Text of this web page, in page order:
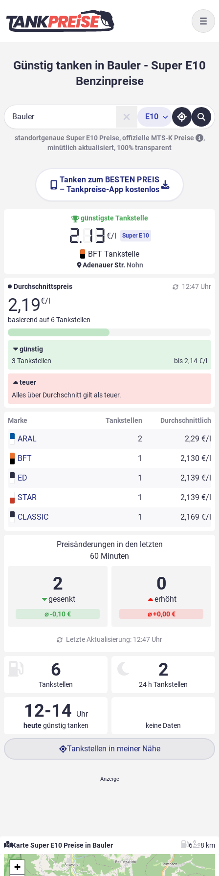
Günstig tanken in Bauler - Super E10
Benzinpreise
Suche
E10
standortgenaue Super E10 Preise, offizielle MTS-K Preise
,
minütlich aktualisiert, 100% transparent
Tanken zum BESTEN PREIS
– Tankpreise-App kostenlos
günstigste Tankstelle
2.13 €/l Super E10
BFT Tankstelle
Adenauer Str. Nohn
Durchschnittspreis 12:47 Uhr
2,19€/l
basierend auf 6Tankstellen
günstig
3 Tankstellen
bis 2,14 €/l
teuer
Alles über Durchschnitt gilt als teuer.
Marke Tankstellen Durchschnittlich
ARAL 2 2,29 €/l
BFT 1 2,130 €/l
ED 1 2,139 €/l
STAR 1 2,139 €/l
CLASSIC 1 2,169 €/l
Preisänderungen in den letzten
60 Minuten
2
gesenkt
⌀ -0,10 €
0
erhöht
⌀ +0,00 €
Letzte Aktualisierung: 12:47 Uhr
6
Tankstellen
2
24 h Tankstellen
12-14 Uhr
heutegünstig tanken keine Daten
Tankstellen in meiner Nähe
Karte Super E10 Preise in Bauler 6 8 km
+